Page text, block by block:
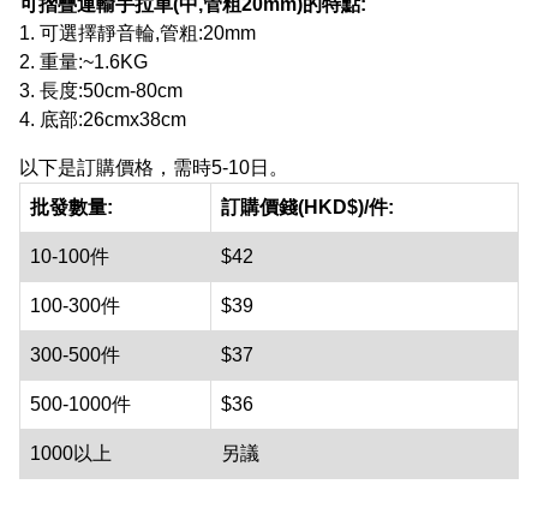
可摺疊運輸手拉車(中,管粗20mm)的特點:
1. 可選擇靜音輪,管粗:20mm
2. 重量:~1.6KG
3. 長度:50cm-80cm
4. 底部:26cmx38cm
以下是訂購價格，需時5-10日。
批發數量:
訂購價錢(HKD$)/件:
10-100件 $42
100-300件 $39
300-500件 $37
500-1000件 $36
1000以上 另議